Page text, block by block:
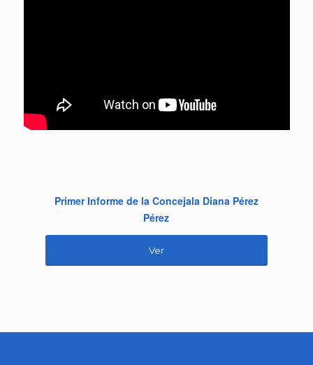
Primer Informe de la Concejala Diana Pérez
Pérez
Ver